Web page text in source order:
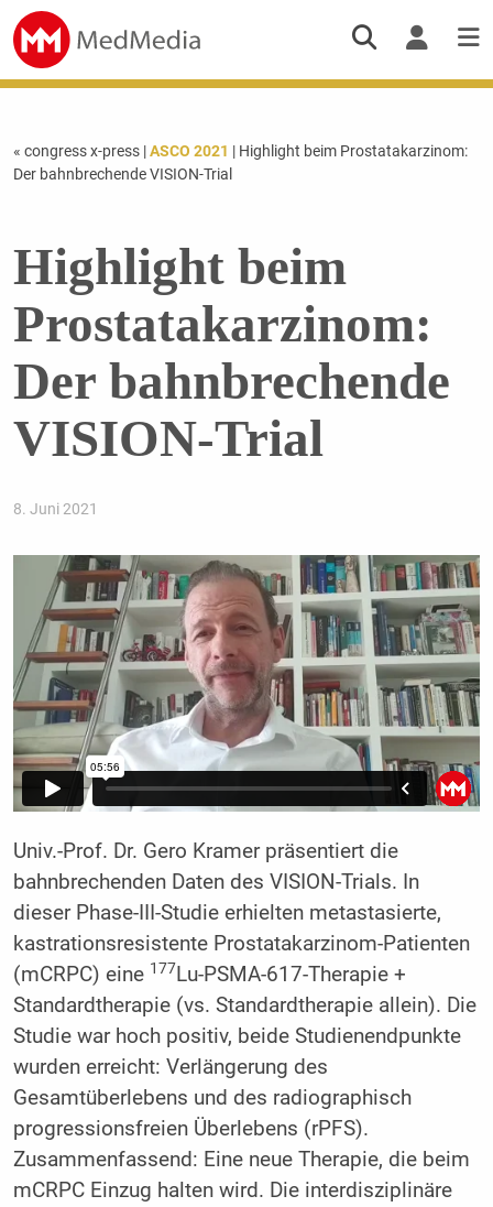
« congress x-press |ASCO 2021 | Highlight beim Prostatakarzinom:
Der bahnbrechende VISION-Trial
Highlight beim
Prostatakarzinom:
Der bahnbrechende
VISION-Trial
8. Juni 2021
Univ.-Prof. Dr. Gero Kramer präsentiert die
bahnbrechenden Daten des VISION-Trials. In
dieser Phase-III-Studie erhielten metastasierte,
kastrationsresistente Prostatakarzinom-Patienten
(mCRPC) eine 177Lu-PSMA-617-Therapie +
Standardtherapie (vs. Standardtherapie allein). Die
Studie war hoch positiv, beide Studienendpunkte
wurden erreicht: Verlängerung des
Gesamtüberlebens und des radiographisch
progressionsfreien Überlebens (rPFS).
Zusammenfassend: Eine neue Therapie, die beim
mCRPC Einzug halten wird. Die interdisziplinäre